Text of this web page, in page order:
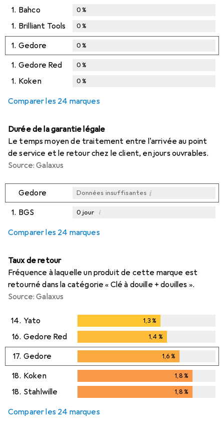
1. Bahco 0%
1. Brilliant Tools 0%
1. Gedore 0%
1. Gedore Red 0%
1. Koken 0%
Comparer les 24 marques
Durée de la garantie légale
Le temps moyen de traitement entre l'arrivée au point
de service et le retour chez le client, en jours ouvrables.
Source: Galaxus
Gedore Données insuffisantes i
1. BGS 0jour i
Comparer les 24 marques
Taux de retour
Fréquence à laquelle un produit de cette marque est
retourné dans la catégorie « Clé à douille + douilles ».
Source: Galaxus
14. Yato 1,3%
16. Gedore Red 1,4 %
17. Gedore 1,6%
18. Koken 1,8%
18. Stahlwille 1,8%
Comparer les 24 marques